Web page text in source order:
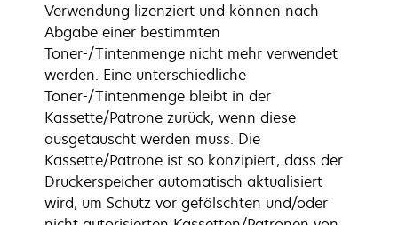
Verwendung lizenziert und können nach
Abgabe einer bestimmten
Toner-/Tintenmenge nicht mehr verwendet
werden. Eine unterschiedliche
Toner-/Tintenmenge bleibt in der
Kassette/Patrone zurück, wenn diese
ausgetauscht werden muss. Die
Kassette/Patrone ist so konzipiert, dass der
Druckerspeicher automatisch aktualisiert
wird, um Schutz vor gefälschten und/oder